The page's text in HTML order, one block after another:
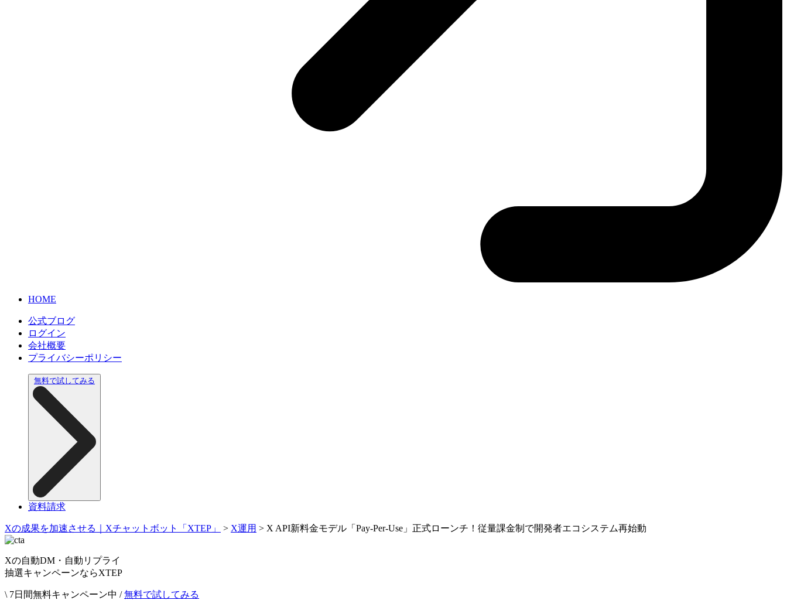
HOME
公式ブログ
ログイン
会社概要
プライバシーポリシー
無料で試してみる
資料請求
Xの成果を加速させる｜Xチャットボット「XTEP」 > X運用 > X API新料金モデル「Pay-Per-Use」正式ローンチ！従量課金制で開発者エコシステム再始動
Xの自動DM・自動リプライ
抽選キャンペーンならXTEP
\ 7日間無料キャンペーン中 / 無料で試してみる